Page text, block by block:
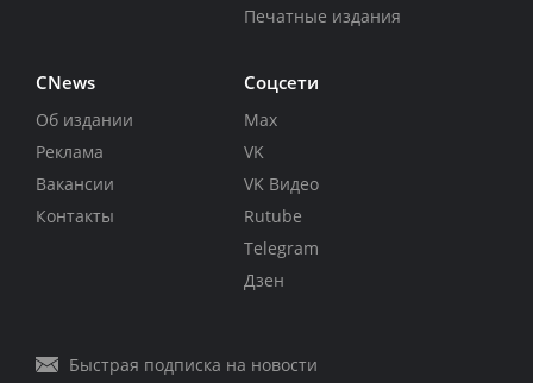
Печатные издания
CNews
Об издании
Реклама
Вакансии
Контакты
Соцсети
Max
VK
VK Видео
Rutube
Telegram
Дзен
Быстрая подписка на новости